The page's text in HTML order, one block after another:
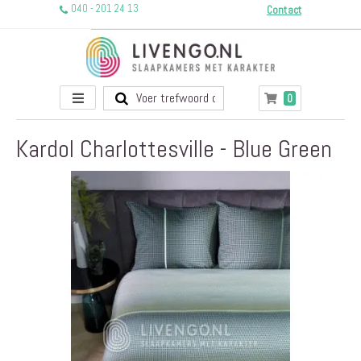
040 - 201 24 13 Contact
Toggle
Nav
Winkelwagen
0producten
Kardol Charlottesville - Blue Green